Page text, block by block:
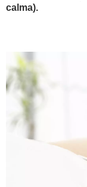
BAMBINO
DIETA
FORUM
calma).